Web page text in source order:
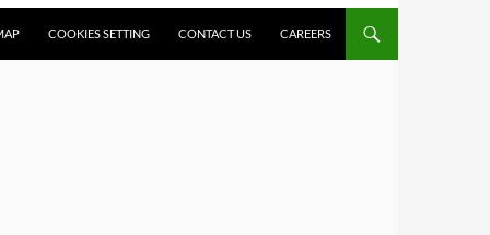
COOKIES SETTING CONTACT US CAREERS